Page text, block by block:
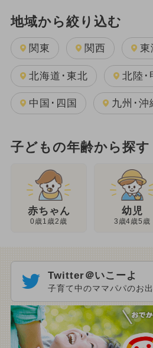
地域から絞り込む
関東 関西 東
北海道･東北 北陸･
中国･四国 九州･沖
子どもの年齢から探す
赤ちゃん
0歳1歳2歳
幼児
3歳4歳5歳
Twitter＠いこーよ
子育て中のママパパのお